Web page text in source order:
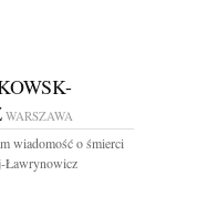
WARSZAWA
wiadomość o śmierci
Ławrynowicz